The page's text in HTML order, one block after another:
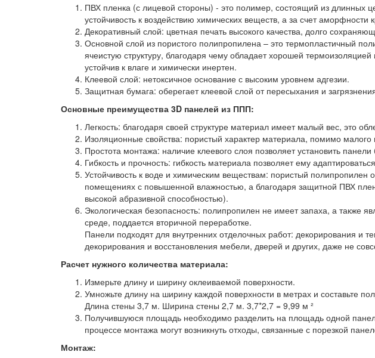
ПВХ пленка (с лицевой стороны) - это полимер, состоящий из длинных
устойчивость к воздействию химических веществ, а за счет
Декоративный слой: цветная печать высокого качества, долго
Основной слой из пористого полипропилена – это термопластичный
ячеистую структуру, благодаря чему обладает хорошей
устойчив к влаге и химически инертен.
Клеевой слой: нетоксичное основание с высоким уровнем адгезии.
Защитная бумага: оберегает клеевой слой от пересыхания и
Основные преимущества 3D панелей из ППП:
Легкость: благодаря своей структуре материал имеет малый вес, это
Изоляционные свойства: пористый характер материала, помимо
Простота монтажа: наличие клеевого слоя позволяет установить
Гибкость и прочность: гибкость материала позволяет ему
Устойчивость к воде и химическим веществам: пористый полипропилен
помещениях с повышенной влажностью, а благодаря защитной ПВХ
высокой абразивной способностью).
Экологическая безопасность: полипропилен не имеет запаха, а
среде, поддается вторичной переработке.
Панели подходят для внутренних отделочных работ: декорирования и
декорирования и восстановления мебели, дверей и других, даже не
Расчет нужного количества материала:
Измерьте длину и ширину оклеиваемой поверхности.
Умножьте длину на ширину каждой поверхности в метрах и составьте
Длина стены 3,7 м. Ширина стены 2,7 м. 3,7*2,7 = 9,99 м ²
Получившуюся площадь необходимо разделить на площадь одной
процессе монтажа могут возникнуть отходы, связанные с порезкой
Монтаж: